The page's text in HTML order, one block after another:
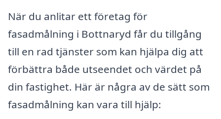
När du anlitar ett företag för
fasadmålning i Bottnaryd får du tillgång
till en rad tjänster som kan hjälpa dig att
förbättra både utseendet och värdet på
din fastighet. Här är några av de sätt som
fasadmålning kan vara till hjälp: